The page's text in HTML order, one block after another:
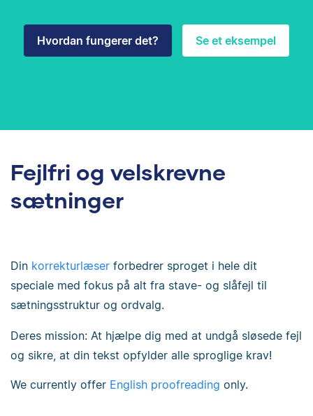
Hvordan fungerer det? Se et eksempel
Fejlfri og velskrevne
sætninger
Din korrekturlæser forbedrer sproget i hele dit
speciale med fokus på alt fra stave- og slåfejl til
sætningsstruktur og ordvalg.
Deres mission: At hjælpe dig med at undgå sløsede fejl
og sikre, at din tekst opfylder alle sproglige krav!
We currently offer English proofreading only.